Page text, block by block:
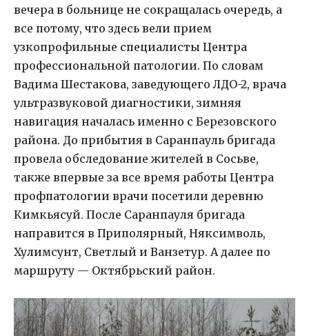
вечера в больнице не сокращалась очередь, а
все потому, что здесь вели прием
узкопрофильные специалисты Центра
профессиональной патологии. По словам
Вадима Шестакова, заведующего ЛДО-2, врача
ультразвуковой диагностики, зимняя
навигация началась именно с Березовского
района. До прибытия в Саранпауль бригада
провела обследование жителей в Сосьве,
также впервые за все время работы Центра
профпатологии врачи посетили деревню
Кимкьясуй. После Саранпауля бригада
направится в Приполярный, Няксимволь,
Хулимсунт, Светлый и Ванзетур. А далее по
маршруту — Октябрьский район.